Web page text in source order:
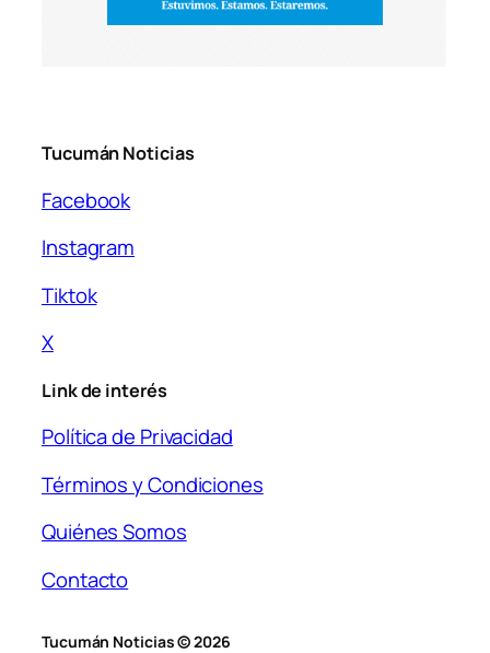
Tucumán Noticias
Facebook
Instagram
Tiktok
X
Link de interés
Política de Privacidad
Términos y Condiciones
Quiénes Somos
Contacto
Tucumán Noticias © 2026